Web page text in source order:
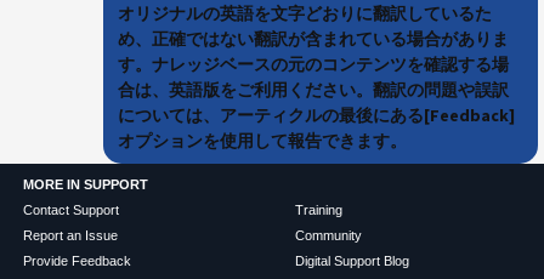
オリジナルの英語を文字どおりに翻訳しているた
め、正確ではない翻訳が含まれている場合がありま
す。ナレッジベースの元のコンテンツを確認する場
合は、英語版をご利用ください。翻訳の問題や誤訳
については、アーティクルの最後にある[Feedback]
オプションを使用して報告できます。
MORE IN SUPPORT
Contact Support
Report an Issue
Provide Feedback
Training
Community
Digital Support Blog